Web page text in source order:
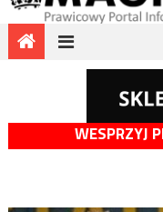
WESPRZYJ